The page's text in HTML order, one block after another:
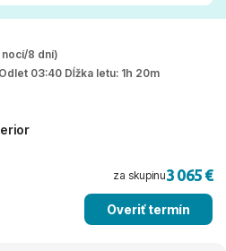
nocí/8 dní)
Odlet 03:40 Dĺžka letu: 1h 20m
za skupinu3 065 €
Overiť termín